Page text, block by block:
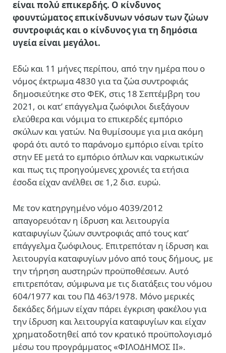
είναι πολύ επικερδής. Ο κίνδυνος
φουντώματος επικίνδυνων νόσων των ζώων
συντροφιάς και ο κίνδυνος για τη δημόσια
υγεία είναι μεγάλοι.
Εδώ και 11 μήνες περίπου, από την ημέρα που ο
νόμος έκτρωμα 4830 για τα ζώα συντροφιάς
δημοσιεύτηκε στο ΦΕΚ, στις 18 Σεπτέμβρη του
2021, οι κατ’ επάγγελμα ζωόφιλοι διεξάγουν
ελεύθερα και νόμιμα το επικερδές εμπόριο
σκύλων και γατών. Να θυμίσουμε για μια ακόμη
φορά ότι αυτό το παράνομο εμπόριο είναι τρίτο
στην ΕΕ μετά το εμπόριο όπλων και ναρκωτικών
και πως τις προηγούμενες χρονιές τα ετήσια
έσοδα είχαν ανέλθει σε 1,2 δισ. ευρώ.
Με τον κατηργημένο νόμο 4039/2012
απαγορευόταν η ίδρυση και λειτουργία
καταφυγίων ζώων συντροφιάς από τους κατ’
επάγγελμα ζωόφιλους. Επιτρεπόταν η ίδρυση και
λειτουργία καταφυγίων μόνο από τους δήμους, με
την τήρηση αυστηρών προϋποθέσεων. Αυτό
επιτρεπόταν, σύμφωνα με τις διατάξεις του νόμου
604/1977 και του ΠΔ 463/1978. Μόνο μερικές
δεκάδες δήμων είχαν πάρει έγκριση φακέλου για
την ίδρυση και λειτουργία καταφυγίων και είχαν
χρηματοδοτηθεί από τον κρατικό προϋπολογισμό
μέσω του προγράμματος «ΦΙΛΟΔΗΜΟΣ ΙΙ».